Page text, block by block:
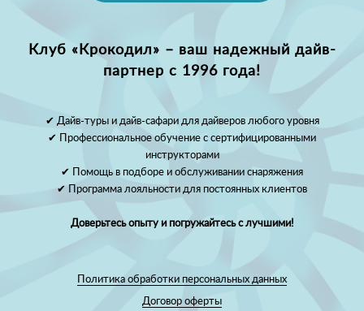
Клуб «Крокодил» – ваш надежный дайв-
партнер с 1996 года!
✔ Дайв-туры и дайв-сафари для дайверов любого уровня
✔ Профессиональное обучение с сертифицированными
инструкторами
✔ Помощь в подборе и обслуживании снаряжения
✔ Программа лояльности для постоянных клиентов
Доверьтесь опыту и погружайтесь с лучшими!
Политика обработки персональных данных
Договор оферты